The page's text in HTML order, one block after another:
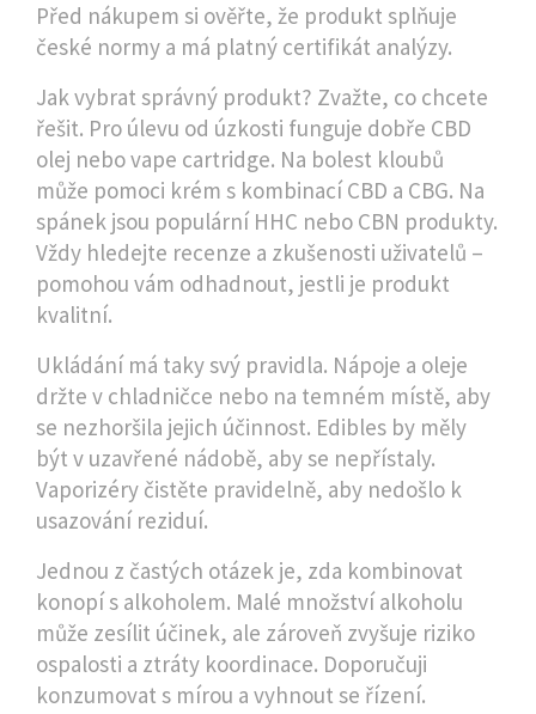
Před nákupem si ověřte, že produkt splňuje
české normy a má platný certifikát analýzy.
Jak vybrat správný produkt? Zvažte, co chcete
řešit. Pro úlevu od úzkosti funguje dobře CBD
olej nebo vape cartridge. Na bolest kloubů
může pomoci krém s kombinací CBD a CBG. Na
spánek jsou populární HHC nebo CBN produkty.
Vždy hledejte recenze a zkušenosti uživatelů –
pomohou vám odhadnout, jestli je produkt
kvalitní.
Ukládání má taky svý pravidla. Nápoje a oleje
držte v chladničce nebo na temném místě, aby
se nezhoršila jejich účinnost. Edibles by měly
být v uzavřené nádobě, aby se nepřístaly.
Vaporizéry čistěte pravidelně, aby nedošlo k
usazování reziduí.
Jednou z častých otázek je, zda kombinovat
konopí s alkoholem. Malé množství alkoholu
může zesílit účinek, ale zároveň zvyšuje riziko
ospalosti a ztráty koordinace. Doporučuji
konzumovat s mírou a vyhnout se řízení.